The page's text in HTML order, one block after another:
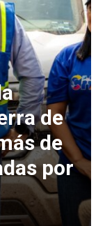
de
de
por